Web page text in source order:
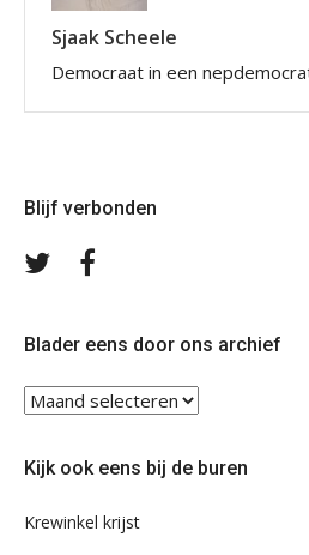
Sjaak Scheele
Democraat in een
Blijf verbonden
Volg
Blader eens door ons archief
Blader
eens
ons
Kijk ook eens bij de buren
Krewinkel krijst